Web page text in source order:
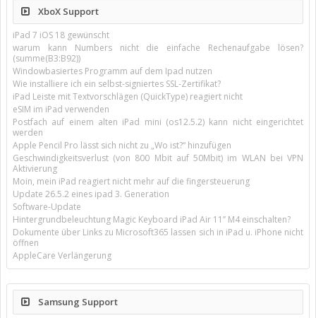
XboX Support
iPad 7 iOS 18 gewünscht
warum kann Numbers nicht die einfache Rechenaufgabe lösen?
(summe(B3:B92))
Windowbasiertes Programm auf dem Ipad nutzen
Wie installiere ich ein selbst-signiertes SSL-Zertifikat?
iPad Leiste mit Textvorschlägen (QuickType) reagiert nicht
eSIM im iPad verwenden
Postfach auf einem alten iPad mini (os12.5.2) kann nicht eingerichtet
werden
Apple Pencil Pro lässt sich nicht zu „Wo ist?“ hinzufügen
Geschwindigkeitsverlust (von 800 Mbit auf 50Mbit) im WLAN bei VPN
Aktivierung
Moin, mein iPad reagiert nicht mehr auf die fingersteuerung
Update 26.5.2 eines ipad 3. Generation
Software-Update
Hintergrundbeleuchtung Magic Keyboard iPad Air 11’’ M4 einschalten?
Dokumente über Links zu Microsoft365 lassen sich in iPad u. iPhone nicht
öffnen
AppleCare Verlängerung
Samsung Support